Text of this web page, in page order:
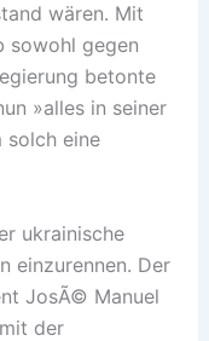
wären. Mit
sowohl gegen
betonte
»alles in seiner
solch eine
ukrainische
einzurennen. Der
JosÃ© Manuel
der